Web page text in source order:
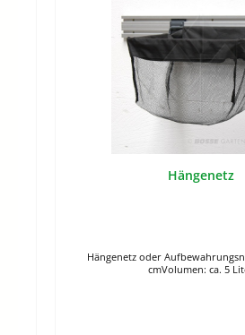
Hängenetz
Hängenetz oder
cmVolumen: ca. 5